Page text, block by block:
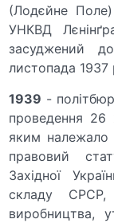
(Лодєйне
УНКВД
засуджений
листопада 1937
1939 -
проведення
яким належало
правовий
Західної
складу СРСР,
виробництва,